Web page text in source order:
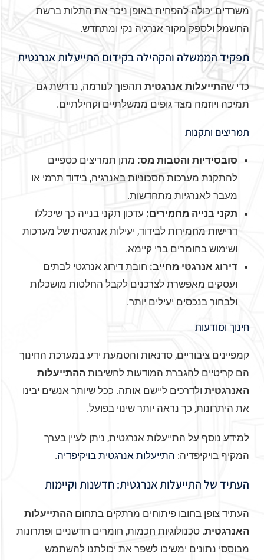
משרדים יכולה להפחית באופן ניכר את התלות ברשת
החשמל ולספק מקור אנרגיה נקי ומתחדש.
תפקיד הממשלה והקהילה בקידום התייעלות אנרגטית
כדי שהתייעלות אנרגטית תהפוך לנורמה, נדרשת גם
תמיכה ויוזמה מצד גופים ממשלתיים וקהילתיים.
תמריצים ותקנות
סובסידיות והטבות מס: מתן תמריצים כספיים
להתקנת מערכות חסכוניות באנרגיה, בידוד תרמי או
מעבר לאנרגיות מתחדשות.
תקני בנייה מחמירים: עדכון תקני בנייה כך שיכללו
דרישות מחמירות לבידוד, יעילות אנרגטית של מערכות
ושימוש בחומרים ברי קיימא.
דירוג אנרגטי מחייב: חובת דירוג אנרגטי לבתים
ועסקים מאפשרת לצרכנים לקבל החלטות מושכלות
ולבחור בנכסים יעילים יותר.
חינוך ומודעות
קמפיינים ציבוריים, סדנאות והטמעת ידע במערכת החינוך
הם קריטיים להגברת המודעות לחשיבות ההתייעלות
האנרגטית ולדרכים ליישם אותה. ככל שיותר אנשים יבינו
את היתרונות, כך נראה יותר שינוי בפועל.
למידע נוסף על התייעלות אנרגטית, ניתן לעיין בערך
המקיף בויקיפדיה: התייעלות אנרגטית בויקיפדיה.
העתיד של התייעלות אנרגטית: חדשנות וקיימות
העתיד צופן בחובו פיתוחים מרתקים בתחום ההתייעלות
האנרגטית. טכנולוגיות חכמות, חומרים חדשניים ופתרונות
מבוססי נתונים ימשיכו לשפר את יכולתנו להשתמש